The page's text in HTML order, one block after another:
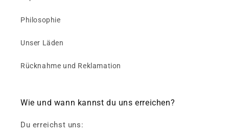
Philosophie
Unser Läden
Rücknahme und Reklamation
Wie und wann kannst du uns erreichen?
Du erreichst uns: